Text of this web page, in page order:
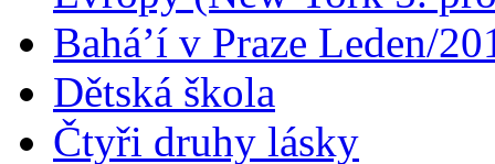
Bahá’í v Praze Leden/
Dětská škola
Čtyři druhy lásky